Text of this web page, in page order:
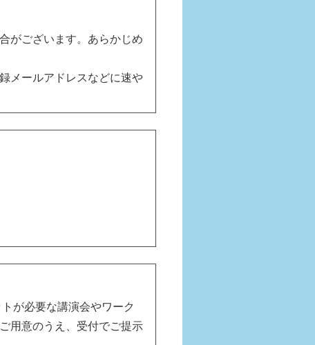
がございます。あらかじめ
メールアドレスなどに速や
が必要な講演会やワーク
用意のうえ、受付でご提示